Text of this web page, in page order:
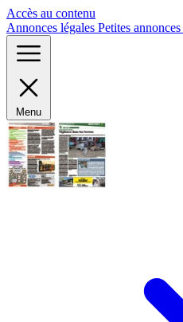
Accès au contenu
Annonces légales Petites annonces
Menu
Panneau de gestion des cookies